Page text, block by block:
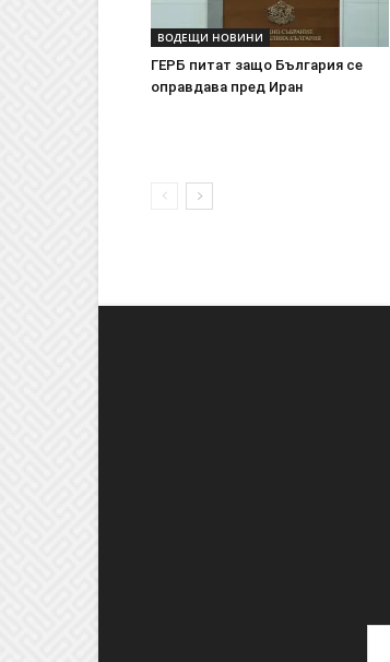
ВОДЕЩИ НОВИНИ
ГЕРБ питат защо България се
оправдава пред Иран